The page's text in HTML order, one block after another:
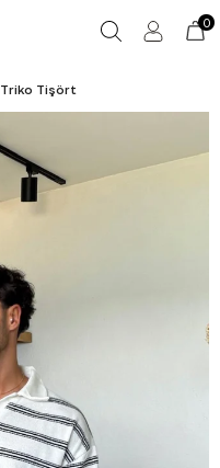
0
Triko Tişört